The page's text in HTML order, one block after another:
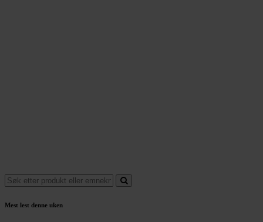
Mest lest denne uken